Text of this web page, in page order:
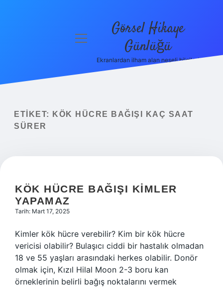
Yasal Uyarı
menüyü
Görsel Hikaye
Günlüğü
Ekranlardan ilham alan neşeli bilgiler!
ETIKET:
KÖK HÜCRE BAĞIŞI KAÇ SAAT
SÜRER
KÖK HÜCRE BAĞIŞI KIMLER
YAPAMAZ
Tarih: Mart 17, 2025
Kimler kök hücre verebilir? Kim bir kök hücre
vericisi olabilir? Bulaşıcı ciddi bir hastalık olmadan
18 ve 55 yaşları arasındaki herkes olabilir. Donör
olmak için, Kızıl Hilal Moon 2-3 boru kan
örneklerinin belirli bağış noktalarını vermek